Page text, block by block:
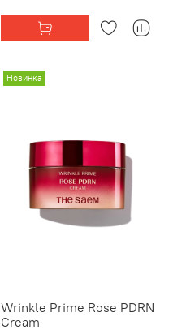
Новинка
Wrinkle Prime Rose PDRN
Cream